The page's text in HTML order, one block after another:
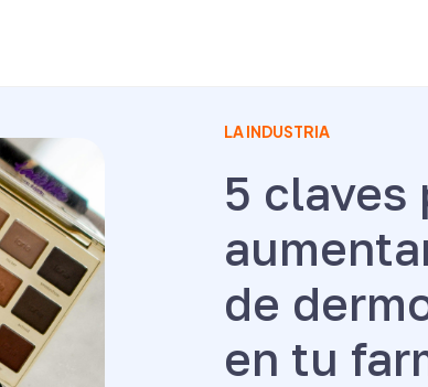
LA INDUSTRIA
5 claves
de
en tu